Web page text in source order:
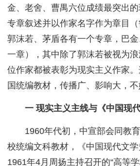
金、老舍、曹禺六位成绩最突出
专章叙述并以作家名字作为章目（
郭沫若、茅盾各有一个专章，巴
一章），其中除了郭沫若被视为
位作家都被表彰为现实主义作家
国统编教材，传播广、影响大，不
一 现实主义主线与《中国现
1960年代初，中宣部会同教
校统编文科教材，《中国现代文
1961年4月周扬主持召开的“高等